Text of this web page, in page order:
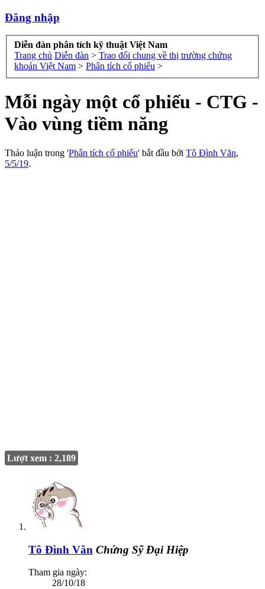
Đăng nhập
Diễn đàn phân tích kỹ thuật Việt Nam
Trang chủ Diễn đàn > Trao đổi chung về thị trường chứng
khoán Việt Nam > Phân tích cổ phiếu >
Mỗi ngày một cổ phiếu - CTG -
Vào vùng tiềm năng
Thảo luận trong 'Phân tích cổ phiếu' bắt đầu bởi Tô Đình Văn,
5/5/19.
Lượt xem : 2,189
Tô Đình Văn Chứng Sỹ Đại Hiệp
Tham gia ngày:
28/10/18